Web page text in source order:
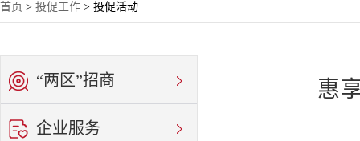
首页 > 投促工作 > 投促活动
“两区”招商
企业服务
惠